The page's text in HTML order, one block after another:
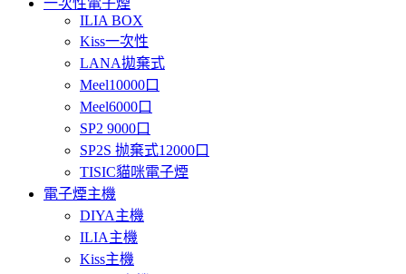
一次性電子煙
ILIA BOX
Kiss一次性
LANA拋棄式
Meel10000口
Meel6000口
SP2 9000口
SP2S 抛棄式12000口
TISIC貓咪電子煙
電子煙主機
DIYA主機
ILIA主機
Kiss主機